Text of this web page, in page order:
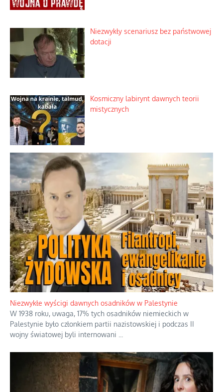
Niezwykły scenariusz bez państwowej
dotacji
Kosmiczny labirynt dawnych teorii
mistycznych
Niezwykłe wyścigi dawnych osadników w Palestynie
W 1938 roku, uwaga, 17% tych osadników niemieckich w
Palestynie było członkiem partii nazistowskiej i podczas II
wojny światowej byli internowani